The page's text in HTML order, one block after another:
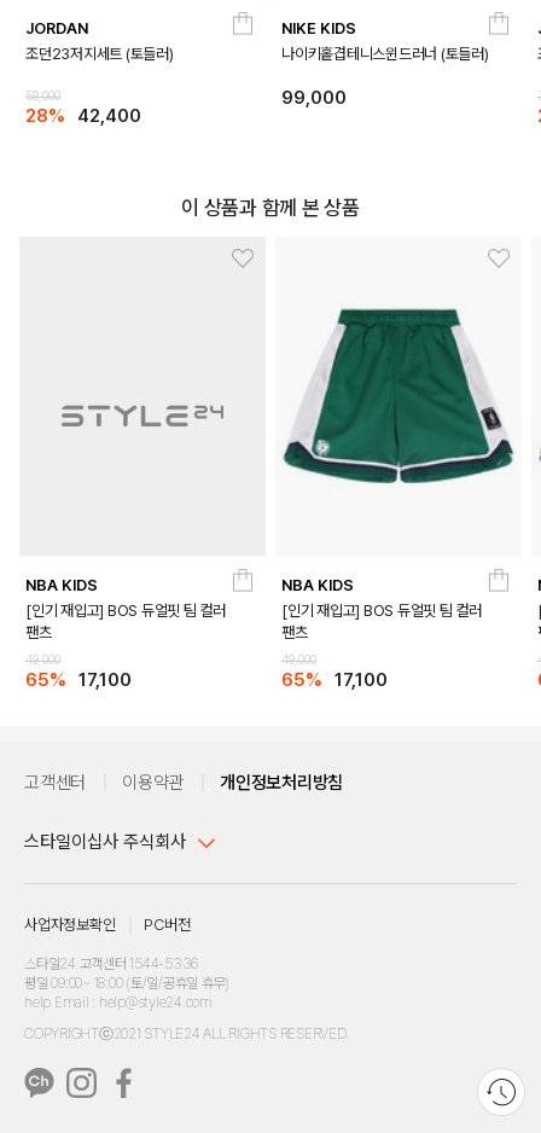
DETAILS
JORDAN
조던23저지세트 (토들러)
59,000
28% 42,400
NIKE KIDS
나이키홑겹테니스윈드러너 (토들러)
99,000
이 상품과 함께 본 상품
NBA KIDS
[인기 재입고] BOS 듀얼핏 팀 컬러
팬츠
49,000
65% 17,100
NBA KIDS
[인기 재입고] BOS 듀얼핏 팀 컬러
팬츠
49,000
65% 17,100
고객센터 이용약관 개인정보처리방침
스타일이십사 주식회사
주소 : 서울시 강남구 논현로 633, 6층 (논현동, 한세엠케이빌딩)
사업자등록번호 : 116-81-32499
통신판매업신고번호 : 제 2024-서울강남-04239
개인정보보호책임자 : 배기영
고객센터 1544-5336(평일 09:00~ 18:00 토/일/공휴일 휴무)
사업자정보확인 PC버전
스타일24 고객센터 1544-5336
평일 09:00~ 18:00 (토/일/공휴일 휴무)
help Email : help@style24.com
COPYRIGHTⓒ2021 STYLE24 ALL RIGHTS RESERVED.